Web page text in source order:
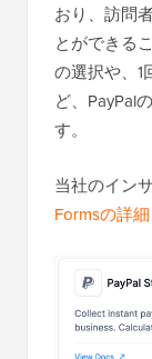
おり、訪問
とができる
の選択や、1
ど、PayPal
す。
当社のイン
Formsの詳